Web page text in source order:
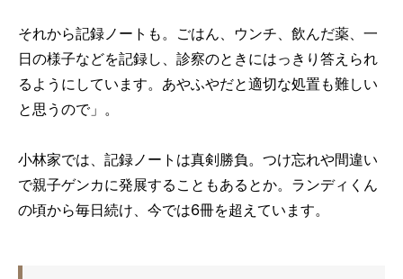
それから記録ノートも。ごはん、ウンチ、飲んだ薬、一
日の様子などを記録し、診察のときにはっきり答えられ
るようにしています。あやふやだと適切な処置も難しい
と思うので」。
小林家では、記録ノートは真剣勝負。つけ忘れや間違い
で親子ゲンカに発展することもあるとか。ランディくん
の頃から毎日続け、今では6冊を超えています。